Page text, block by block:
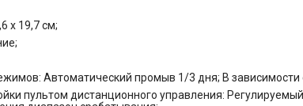
х 19,7 см;
Автоматический промыв 1/3 дня; В
пультом дистанционного управления: